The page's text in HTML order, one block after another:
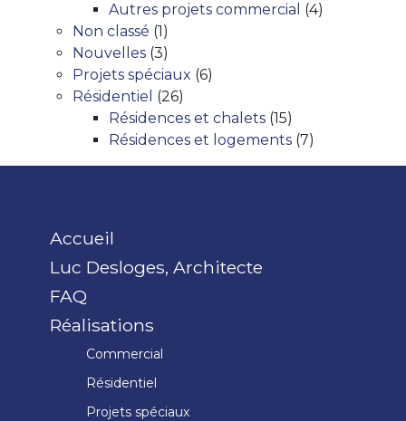
Autres projets commercial (4)
Non classé (1)
Nouvelles (3)
Projets spéciaux (6)
Résidentiel (26)
Résidences et chalets (15)
Résidences et logements (7)
Accueil
Luc Desloges, Architecte
FAQ
Réalisations
Commercial
Résidentiel
Projets spéciaux